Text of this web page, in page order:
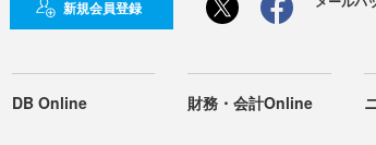
新規会員登録
DB Online 財務・会計Online